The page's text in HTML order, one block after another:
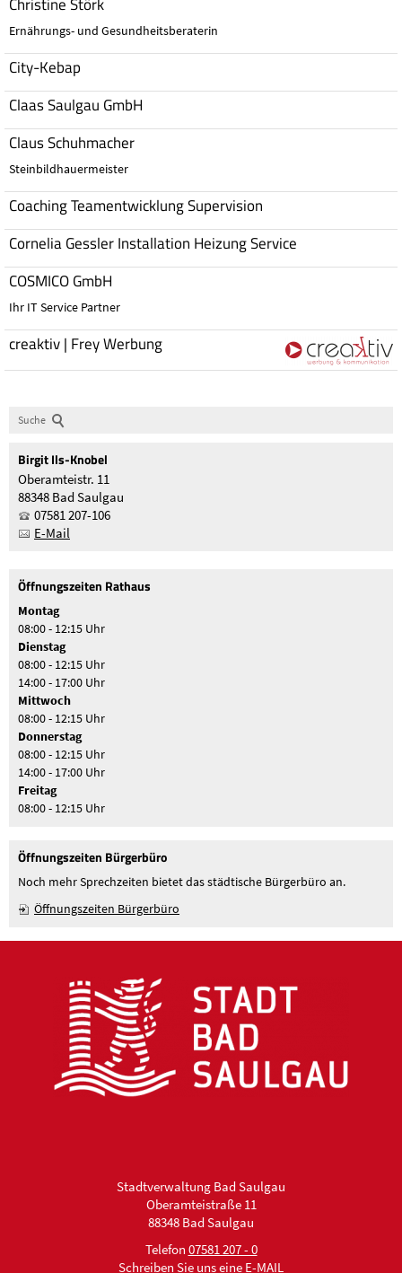
Ernährungs- und Gesundheitsberaterin
City-Kebap
Claas Saulgau GmbH
Claus Schuhmacher
Steinbildhauermeister
Coaching Teamentwicklung Supervision
Cornelia Gessler Installation Heizung Service
COSMICO GmbH
Ihr IT Service Partner
creaktiv | Frey Werbung
Suche
BirgitIls-Knobel
Oberamteistr. 11
88348 Bad Saulgau
07581 207-106
E-Mail
Öffnungszeiten Rathaus
Montag
08:00 - 12:15 Uhr
Dienstag
08:00 - 12:15 Uhr
14:00 - 17:00 Uhr
Mittwoch
08:00 - 12:15 Uhr
Donnerstag
08:00 - 12:15 Uhr
14:00 - 17:00 Uhr
Freitag
08:00 - 12:15 Uhr
Öffnungszeiten Bürgerbüro
Noch mehr Sprechzeiten bietet das städtische Bürgerbüro an.
Öffnungszeiten Bürgerbüro
Stadtverwaltung Bad Saulgau
Oberamteistraße 11
88348 Bad Saulgau
Telefon 07581 207 - 0
Schreiben Sie uns eine E-MAIL